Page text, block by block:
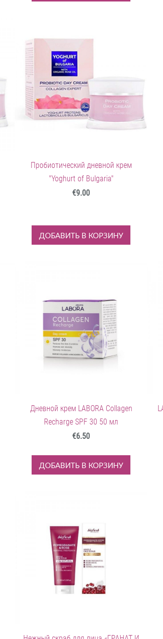
Пробиотический дневной крем
"Yoghurt of Bulgaria"
€9.00
ДОБАВИТЬ В КОРЗИНУ
Дневной крем LABORA Collagen
Recharge SPF 30 50 мл
€6.50
ДОБАВИТЬ В КОРЗИНУ